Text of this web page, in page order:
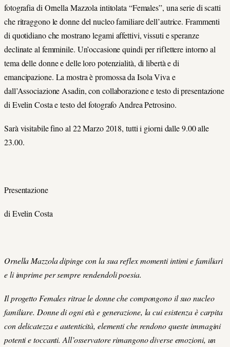
fotografia di Ornella Mazzola intitolata “Females”, una serie di scatti
che ritraggono le donne del nucleo familiare dell’autrice. Frammenti
di quotidiano che mostrano legami affettivi, vissuti e speranze
declinate al femminile. Un’occasione quindi per riflettere intorno al
tema delle donne e delle loro potenzialità, di libertà e di
emancipazione. La mostra è promossa da Isola Viva e
dall’Associazione Asadin, con collaborazione e testo di presentazione
di Evelin Costa e testo del fotografo Andrea Petrosino.
Sarà visitabile fino al 22 Marzo 2018, tutti i giorni dalle 9.00 alle
23.00.
Presentazione
di Evelin Costa
Ornella Mazzola dipinge con la sua reflex momenti intimi e familiari
e li imprime per sempre rendendoli poesia.
Il progetto Females ritrae le donne che compongono il suo nucleo
familiare. Donne di ogni età e generazione, la cui esistenza è carpita
con delicatezza e autenticità, elementi che rendono queste immagini
potenti e toccanti. All’osservatore rimangono diverse emozioni, un